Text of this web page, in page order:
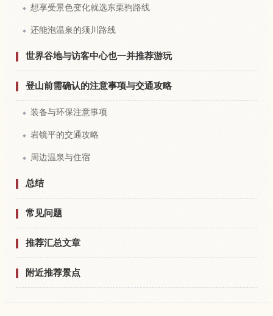
想享受景色变化就选东栗驹路线
还能泡温泉的须川路线
世界谷地与访客中心也一并推荐游玩
登山前需确认的注意事项与交通攻略
装备与环保注意事项
岩镜平的交通攻略
周边温泉与住宿
总结
常见问题
推荐汇总文章
附近推荐景点